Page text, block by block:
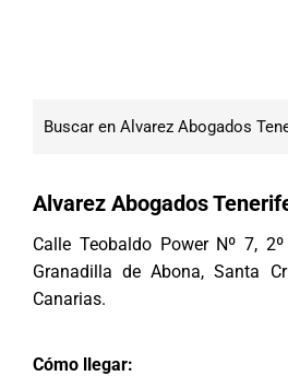
Alvarez Abogados
Calle Teobaldo Power Nº 7,
Granadilla de Abona, Santa
Canarias.
Cómo llegar: